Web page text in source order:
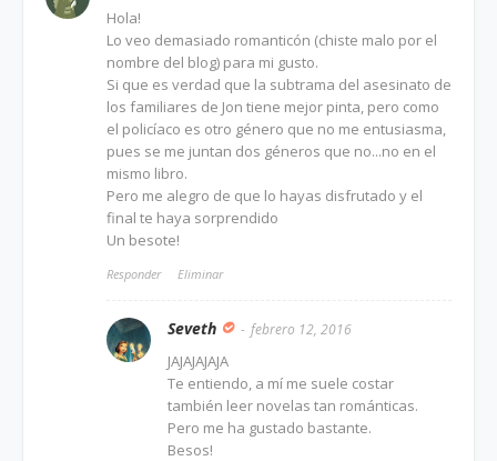
Hola!
Lo veo demasiado romanticón (chiste malo por el
nombre del blog) para mi gusto.
Si que es verdad que la subtrama del asesinato de
los familiares de Jon tiene mejor pinta, pero como
el policíaco es otro género que no me entusiasma,
pues se me juntan dos géneros que no...no en el
mismo libro.
Pero me alegro de que lo hayas disfrutado y el
final te haya sorprendido
Un besote!
Responder Eliminar
Seveth febrero 12, 2016
JAJAJAJAJA
Te entiendo, a mí me suele costar
también leer novelas tan románticas.
Pero me ha gustado bastante.
Besos!